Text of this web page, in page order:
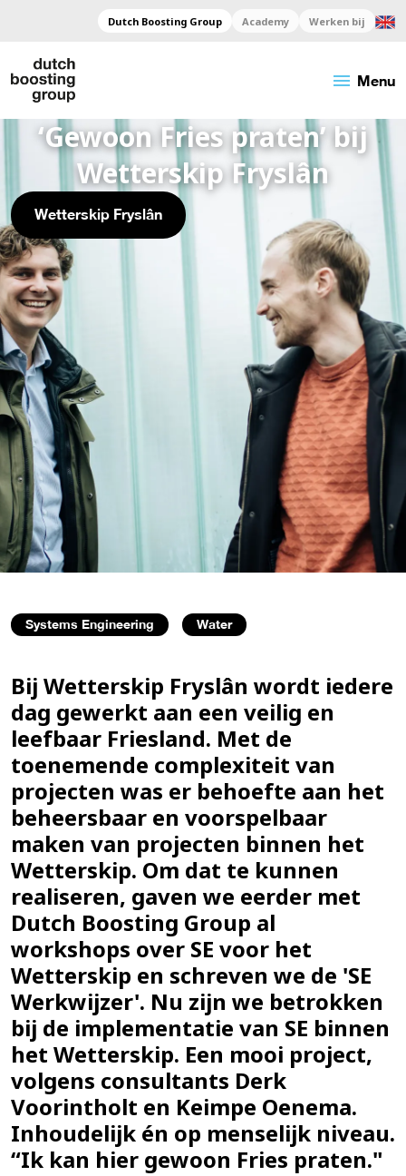
Dutch Boosting Group Academy Werken bij
menu Menu
‘Gewoon Fries praten’ bij
Wetterskip Fryslân
Wetterskip Fryslân
Systems Engineering Water
Bij Wetterskip Fryslân wordt iedere
dag gewerkt aan een veilig en
leefbaar Friesland. Met de
toenemende complexiteit van
projecten was er behoefte aan het
beheersbaar en voorspelbaar
maken van projecten binnen het
Wetterskip. Om dat te kunnen
realiseren, gaven we eerder met
Dutch Boosting Group al
workshops over SE voor het
Wetterskip en schreven we de 'SE
Werkwijzer'. Nu zijn we betrokken
bij de implementatie van SE binnen
het Wetterskip. Een mooi project,
volgens consultants Derk
Voorintholt en Keimpe Oenema.
Inhoudelijk én op menselijk niveau.
“Ik kan hier gewoon Fries praten."